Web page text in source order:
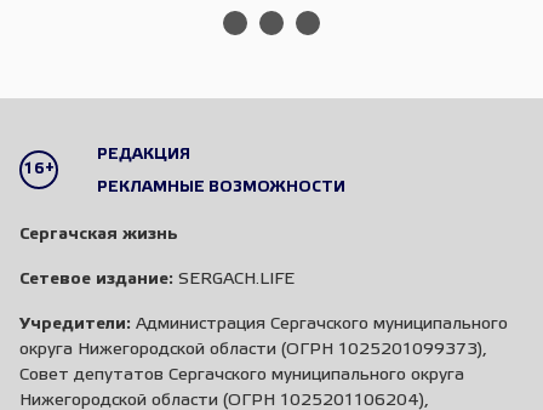
16+
РЕДАКЦИЯ
РЕКЛАМНЫЕ ВОЗМОЖНОСТИ
Сергачская жизнь
Сетевое издание: SERGACH.LIFE
Учредители: Администрация Сергачского муниципального
округа Нижегородской области (ОГРН 1025201099373),
Совет депутатов Сергачского муниципального округа
Нижегородской области (ОГРН 1025201106204),